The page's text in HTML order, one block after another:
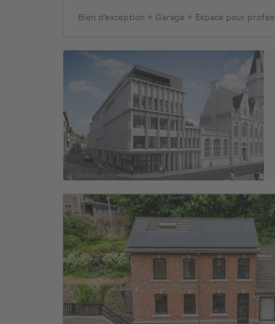
Bien d’exception + Garage + Espace pour